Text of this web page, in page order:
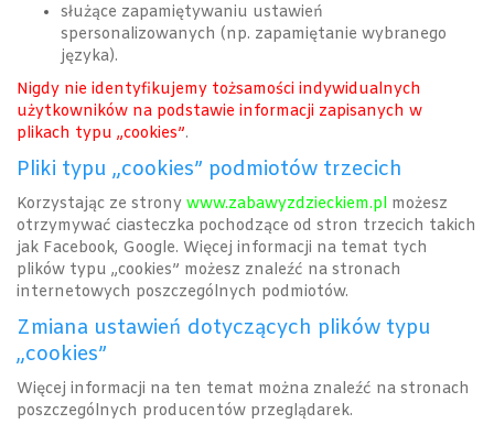
służące zapamiętywaniu ustawień
spersonalizowanych (np. zapamiętanie wybranego
języka).
Nigdy nie identyfikujemy tożsamości indywidualnych
użytkowników na podstawie informacji zapisanych w
plikach typu „cookies”.
Pliki typu „cookies” podmiotów trzecich
Korzystając ze strony www.zabawyzdzieckiem.pl możesz
otrzymywać ciasteczka pochodzące od stron trzecich takich
jak Facebook, Google. Więcej informacji na temat tych
plików typu „cookies” możesz znaleźć na stronach
internetowych poszczególnych podmiotów.
Zmiana ustawień dotyczących plików typu
„cookies”
Więcej informacji na ten temat można znaleźć na stronach
poszczególnych producentów przeglądarek.